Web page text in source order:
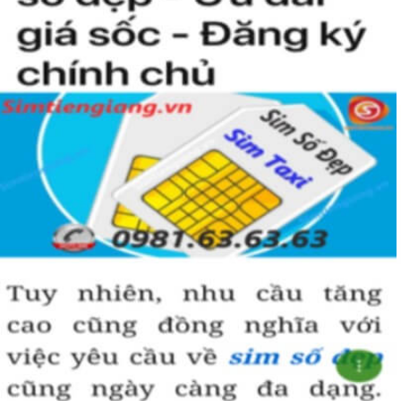
Simtiengiang.vn.
Sim Tiền Giang là đơn vị cung cấp sim số đẹp lục quý 9, sim giá rẻ
uy tín chất lượng.
Chọn mua sim số đẹp thường mất nhiều thời gian ở khoản lựa số,
một số phải vừa đẹp, vừa tốt về phong thủy thì mới là sim hoàn
hảo. Vậy phải làm sao?
- Cách nhanh nhất để chọn mua được sim lục quý 9 là bạn vào
trang chủ của Sim Tiền Giang, chọn mục “Sim giảm giá “ ở ngay
đầu trang chủ. Đây là danh sách sim được đại lý giảm giá vì một số
lý do nên bạn có thể chọn mua được số đẹp lại có giá cực rẻ nữa.
Ngoài ra quý khách chưa ưng ý về sim luc quy 9 có cũng thể tham
khảo thêm Sim Vinaphone,Sim Gmobile, Sim Lục Quý,Sim Năm
Sinh..
Hướng dẫn mua Sim Lục Quý 9 tại Simtiengiang.vn.
- Bạn cũng có thể mua sim bằng cách như sau:
+ Bước 1: Bạn truy cập vào truy cập vào Google gõ Simtiengiang.vn
bấm vào link